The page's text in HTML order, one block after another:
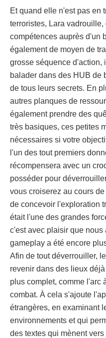
Et quand elle n'est pas en
terroristes, Lara
compétences auprès d'un
également de moyen de
grosse séquence d'action,
balader dans des HUB de
de tous leurs secrets. En
autres planques de
également prendre des
très basiques, ces petites
nécessaires si votre
l'un des tout premiers
récompensera avec un
posséder pour
vous croiserez au cours
de concevoir l'exploration
était l'une des grandes
c'est avec plaisir que nous
gameplay a été encore
Afin de tout déverrouiller,
revenir dans des lieux
plus complet, comme l'arc
combat. À cela s'ajoute
étrangères, en examinant
environnements et qui
des textes qui mènent